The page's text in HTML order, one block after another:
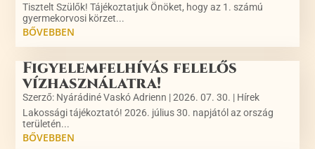
Tisztelt Szülők! Tájékoztatjuk Önöket, hogy az 1. számú
gyermekorvosi körzet...
BŐVEBBEN
Figyelemfelhívás felelős
vízhasználatra!
Szerző: Nyárádiné Vaskó Adrienn |2026. 07. 30. | Hírek
Lakossági tájékoztató! 2026. július 30. napjától az ország
területén...
BŐVEBBEN